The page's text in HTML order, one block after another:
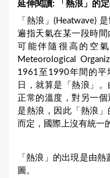
延伸閱讀: 「熱浪」的
「熱浪」(Heatwave)
遍指天氣在某一段時
可能伴隨很高的空
Meteorological
1961至1990年間的平
日，就算是「熱浪」
正常的溫度，對另一
是熱浪，因此「熱浪
而定，國際上沒有統一
「熱浪」的出現是由
圖。